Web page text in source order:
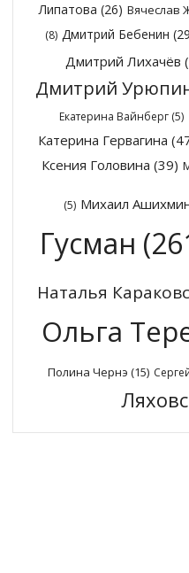
Липатова (26) Вячеслав
(8) Дмитрий Бебенин
Дмитрий Лихачёв
Дмитрий
Екатерина Вайнберг(5)
Катерина Гервагина
Ксения Головина (39)
(5) Михаил
Гусман
Наталья
Ольга
Полина Чернэ (15)